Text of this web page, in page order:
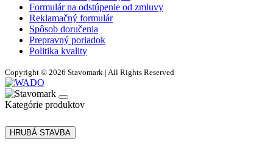
Formulár na odstúpenie od zmluvy
Reklamačný formulár
Spôsob doručenia
Prepravný poriadok
Politika kvality
Copyright © 2026 Stavomark | All Rights Reserved
Kategórie produktov
HRUBÁ STAVBA